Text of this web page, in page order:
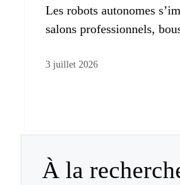
Les robots autonomes
salons professionnels,
3 juillet 2026
À la